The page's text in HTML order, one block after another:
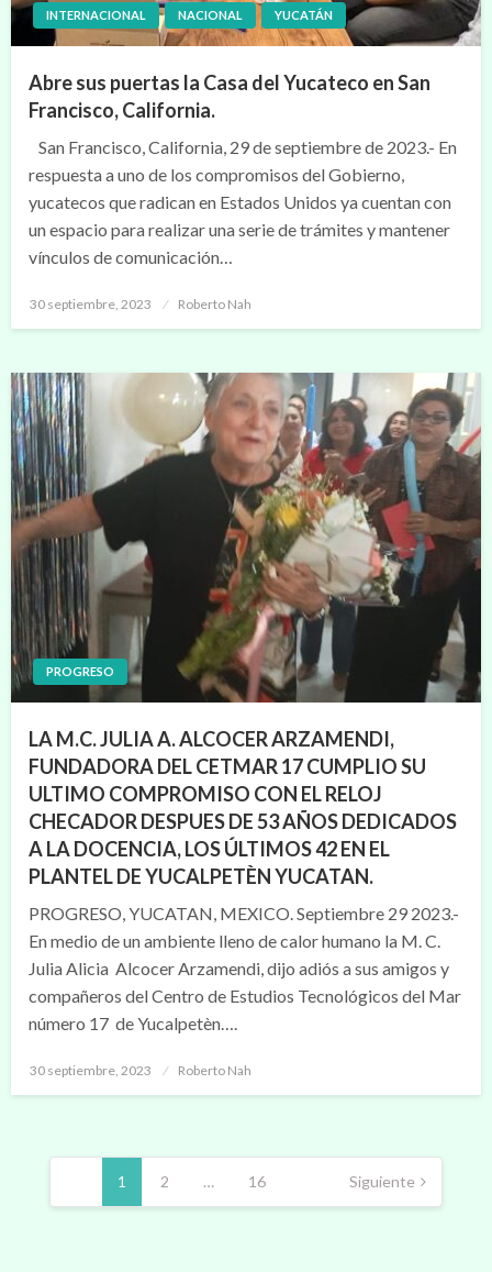
INTERNACIONAL NACIONAL YUCATÁN
Abre sus puertas la Casa del Yucateco en San
Francisco, California.
San Francisco, California, 29 de septiembre de 2023.- En
respuesta a uno de los compromisos del Gobierno,
yucatecos que radican en Estados Unidos ya cuentan con
un espacio para realizar una serie de trámites y mantener
vínculos de comunicación…
Publicado
30 septiembre, 2023 Roberto Nah
PROGRESO
LA M.C. JULIA A. ALCOCER ARZAMENDI,
FUNDADORA DEL CETMAR 17 CUMPLIO SU
ULTIMO COMPROMISO CON EL RELOJ
CHECADOR DESPUES DE 53 AÑOS DEDICADOS
A LA DOCENCIA, LOS ÚLTIMOS 42 EN EL
PLANTEL DE YUCALPETÈN YUCATAN.
PROGRESO, YUCATAN, MEXICO. Septiembre 29 2023.-
En medio de un ambiente lleno de calor humano la M. C.
Julia Alicia Alcocer Arzamendi, dijo adiós a sus amigos y
compañeros del Centro de Estudios Tecnológicos del Mar
número 17 de Yucalpetèn….
Publicado
30 septiembre, 2023 Roberto Nah
Navegación
entradas
1 2 … 16 Siguiente